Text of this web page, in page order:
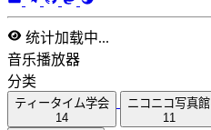
统计加载中...
音乐播放器
分类
ティータイム学会
14
ニコニコ写真館
11